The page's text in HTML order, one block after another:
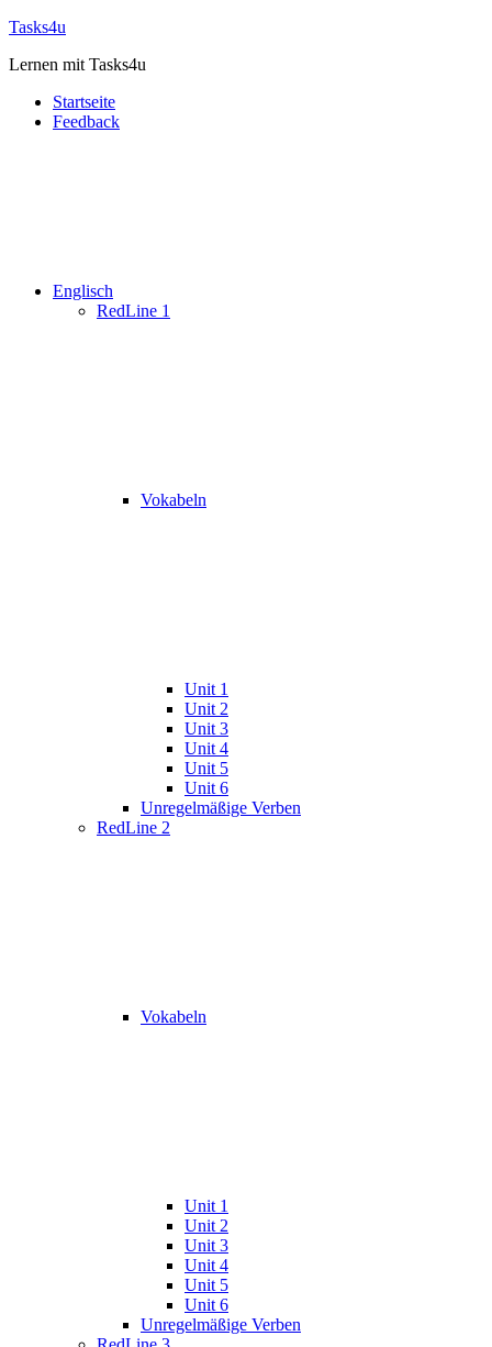
Zum
springen
Tasks4u
Lernen mit Tasks4u
Startseite
Feedback
Englisch
RedLine 1
Vokabeln
Unit 1
Unit 2
Unit 3
Unit 4
Unit 5
Unit 6
Unregelmäßige Verben
RedLine 2
Vokabeln
Unit 1
Unit 2
Unit 3
Unit 4
Unit 5
Unit 6
Unregelmäßige Verben